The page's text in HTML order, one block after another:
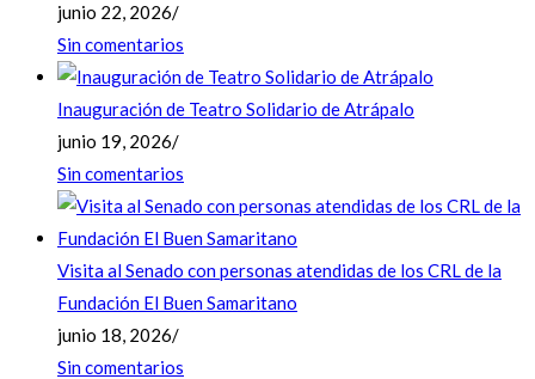
junio 22, 2026/
Sin comentarios
Inauguración de Teatro Solidario de Atrápalo
junio 19, 2026/
Sin comentarios
Visita al Senado con personas atendidas de los CRL de la
Fundación El Buen Samaritano
junio 18, 2026/
Sin comentarios